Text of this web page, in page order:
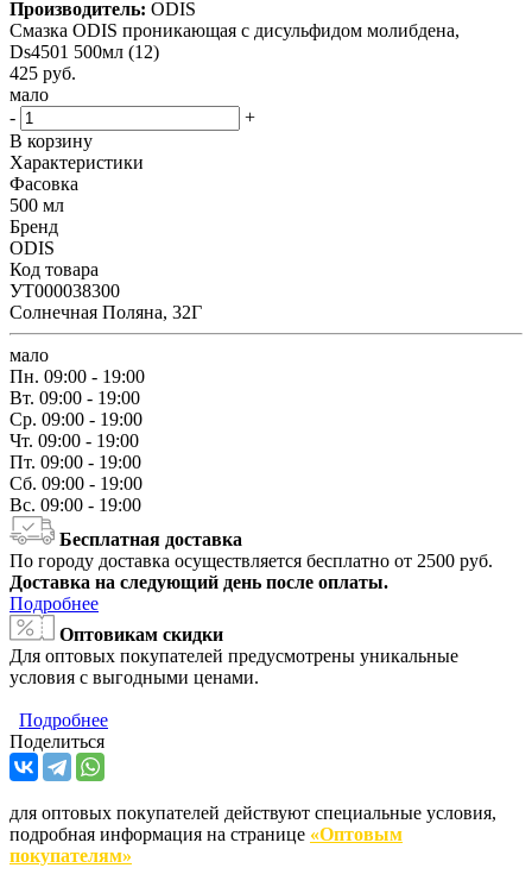
Производитель: ODIS
Смазка ODIS проникающая с дисульфидом молибдена,
Ds4501 500мл (12)
425 руб.
мало
-
+
В корзину
Характеристики
Фасовка
500 мл
Бренд
ODIS
Код товара
УТ000038300
Солнечная Поляна, 32Г
мало
Пн. 09:00 - 19:00
Вт. 09:00 - 19:00
Ср. 09:00 - 19:00
Чт. 09:00 - 19:00
Пт. 09:00 - 19:00
Сб. 09:00 - 19:00
Вс. 09:00 - 19:00
Бесплатная доставка
По городу доставка осуществляется бесплатно от 2500 руб.
Доставка на следующий день после оплаты.
Подробнее
Оптовикам скидки
Для оптовых покупателей предусмотрены уникальные
условия с выгодными ценами.
Подробнее
Поделиться
для оптовых покупателей действуют специальные условия,
подробная информация на странице «Оптовым
покупателям»